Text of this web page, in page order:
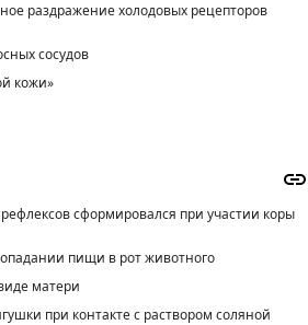
раздражение холодовых рецепторов
сосудов
кожи»
сформировался при участии коры
пищи в рот животного
матери
при контакте с раствором соляной